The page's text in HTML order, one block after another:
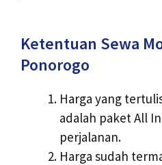
Ketentuan Sewa
Ponorogo
Harga yang
adalah paket All
perjalanan.
Harga sudah